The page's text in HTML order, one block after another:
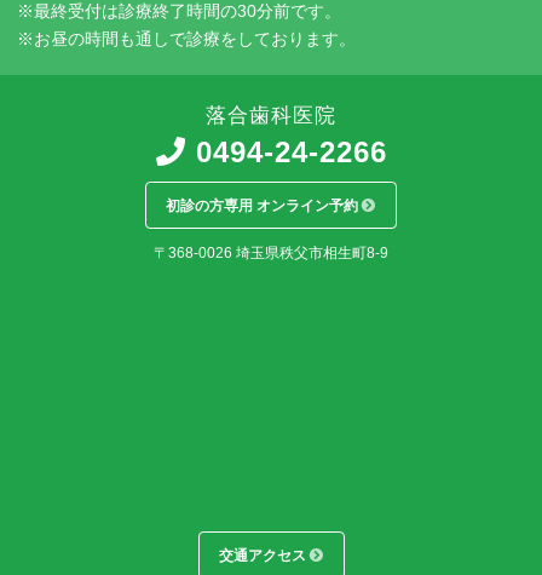
※最終受付は診療終了時間の30分前です。
※お昼の時間も通しで診療をしております。
落合歯科医院
0494-24-2266
初診の方専用 オンライン予約
〒368-0026 埼玉県秩父市相生町8-9
交通アクセス